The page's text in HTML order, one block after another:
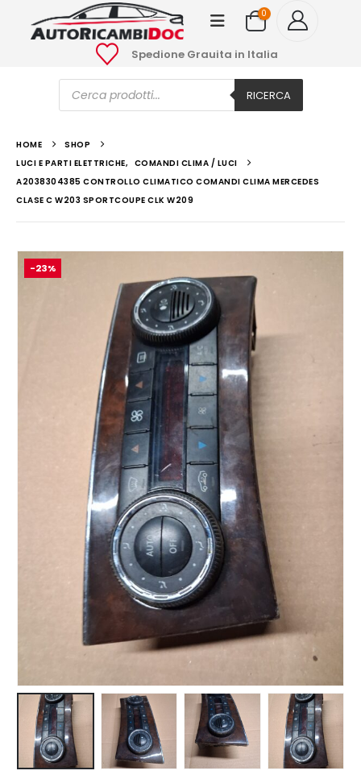
0
Spedione Grauita in Italia
Ricerca
prodotti RICERCA
HOME
SHOP
LUCI E PARTI ELETTRICHE, COMANDI CLIMA / LUCI
A2038304385 CONTROLLO CLIMATICO COMANDI CLIMA MERCEDES
CLASE C W203 SPORTCOUPE CLK W209
-23%